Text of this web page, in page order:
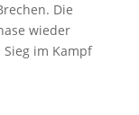
Die
wieder
im Kampf